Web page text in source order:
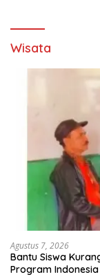
Wisata
Agustus 7, 2026
Bantu Siswa
Program